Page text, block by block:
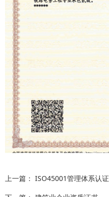
上一篇： ISO45001管理体系认证